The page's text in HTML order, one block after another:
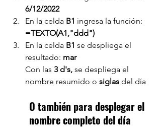
6/12/2022
En la celda B1 ingresa la función:
=TEXTO(A1,"ddd")
En la celda B1 se despliega el
resultado: mar
Con las 3 d's, se despliega el
nombre resumido o siglas del día
O también para desplegar el
nombre completo del día